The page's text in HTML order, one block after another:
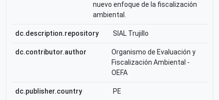
nuevo enfoque de la fiscalización
ambiental.
dc.description.repository SIAL Trujillo
dc.contributor.author
Organismo de Evaluación y
Fiscalización Ambiental -
OEFA
dc.publisher.country PE